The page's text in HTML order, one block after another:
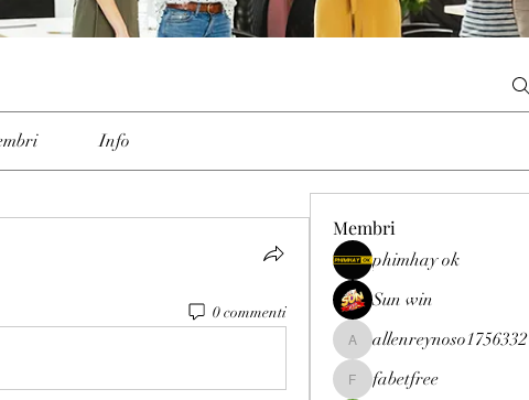
Info
0 commenti
Membri
phimhay ok
Sun win
allenreynoso1756332
allenreynoso1756332
fabetfree
fabetfree